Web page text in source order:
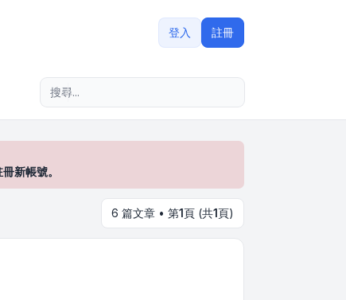
登入 註冊
新帳號。
6 篇文章 • 第1頁 (共1頁)